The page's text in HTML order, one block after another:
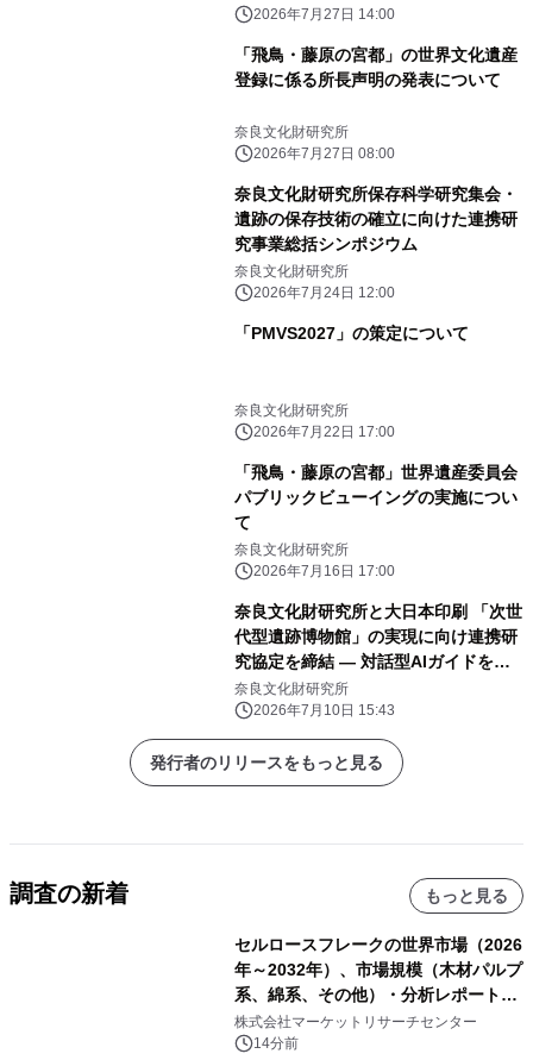
2026年7月27日 14:00
「飛鳥・藤原の宮都」の世界文化遺産
登録に係る所長声明の発表について
奈良文化財研究所
2026年7月27日 08:00
奈良文化財研究所保存科学研究集会・
遺跡の保存技術の確立に向けた連携研
究事業総括シンポジウム
奈良文化財研究所
2026年7月24日 12:00
「PMVS2027」の策定について
奈良文化財研究所
2026年7月22日 17:00
「飛鳥・藤原の宮都」世界遺産委員会
パブリックビューイングの実施につい
て
奈良文化財研究所
2026年7月16日 17:00
奈良文化財研究所と大日本印刷 「次世
代型遺跡博物館」の実現に向け連携研
究協定を締結 ― 対話型AIガイドを活
用し、遺跡の理解を深める新たな文化
体験を創出 ―
奈良文化財研究所
2026年7月10日 15:43
発行者のリリースをもっと見る
調査の新着 もっと見る
セルロースフレークの世界市場（2026
年～2032年）、市場規模（木材パルプ
系、綿系、その他）・分析レポートを
発表
株式会社マーケットリサーチセンター
14分前